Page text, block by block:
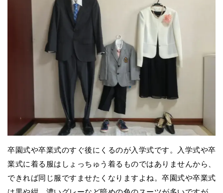
卒園式や卒業式のすぐ後にくるのが入学式です。入学式や卒
業式に着る服はしょっちゅう着るものではありませんから、
できれば同じ服ですませたくなりますよね。卒園式や卒業式